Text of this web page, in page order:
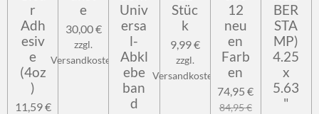
r
Adh
esiv
e
(4oz
)
11,59 €
e
30,00 €
zzgl.
Versandkosten
Univ
ersa
l-
Abkl
ebe
ban
d
Stüc
k
9,99 €
zzgl.
Versandkosten
12
neu
en
Farb
en
74,95 €
84,95 €
BER
STA
MP)
4.25
x
5.63
"